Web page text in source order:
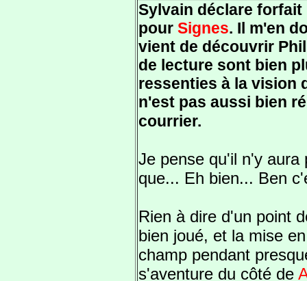
Sylvain déclare
pour Signes. Il m'en
vient de découvrir
de lecture sont bien
ressenties à la vision
n'est pas aussi bien
courrier.
Je pense qu'il n'y
que... Eh bien... Ben
Rien à dire d'un point
bien joué, et la mise
champ pendant
s'aventure du côté de